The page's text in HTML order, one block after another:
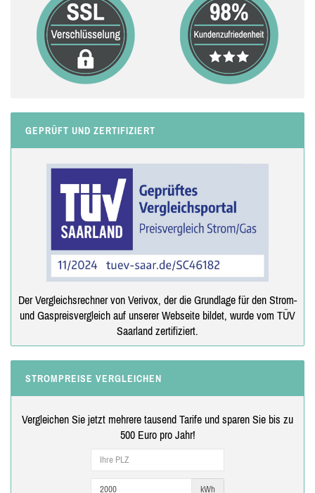
GEPRÜFT UND ZERTIFIZIERT
Der Vergleichsrechner von Verivox, der die Grundlage für den Strom-
und Gaspreisvergleich auf unserer Webseite bildet, wurde vom TÜV
Saarland zertifiziert.
STROMPREISE VERGLEICHEN
Vergleichen Sie jetzt mehrere tausend Tarife und sparen Sie bis zu
500 Euro pro Jahr!
kWh